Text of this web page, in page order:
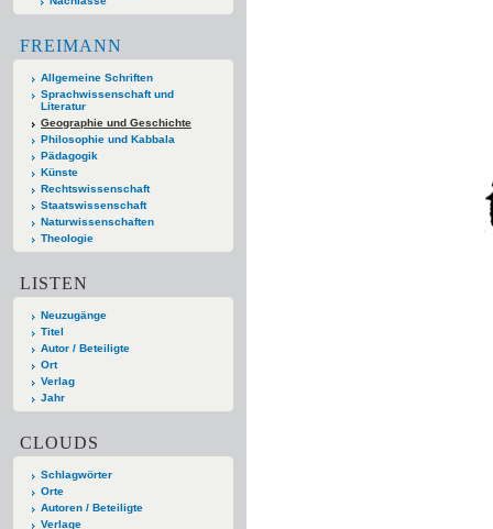
FREIMANN
Allgemeine Schriften
Sprachwissenschaft und
Literatur
Geographie und Geschichte
Philosophie und Kabbala
Pädagogik
Künste
Rechtswissenschaft
Staatswissenschaft
Naturwissenschaften
Theologie
LISTEN
Neuzugänge
Titel
Autor / Beteiligte
Ort
Verlag
Jahr
CLOUDS
Schlagwörter
Orte
Autoren / Beteiligte
Verlage